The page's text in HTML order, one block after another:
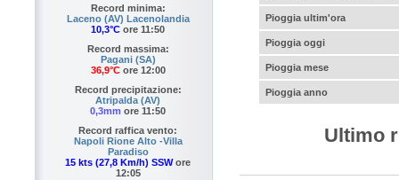
Record minima:
Laceno (AV) Lacenolandia
10,3°C ore 11:50
Record massima:
Pagani (SA)
36,9°Core 12:00
Record precipitazione:
Atripalda (AV)
0,3mm ore 11:50
Record raffica vento:
Napoli Rione Alto -Villa
Paradiso
15 kts (27,8 Km/h) SSWore
12:05
Pioggia ultim'ora
Pioggia oggi
Pioggia mese
Pioggia anno
Ultimo